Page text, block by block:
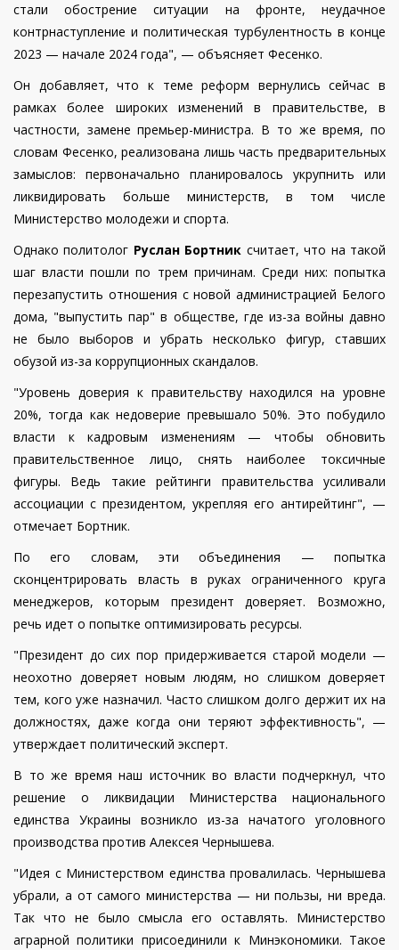
стали обострение ситуации на фронте, неудачное
контрнаступление и политическая турбулентность в конце
2023 — начале 2024 года", — объясняет Фесенко.
Он добавляет, что к теме реформ вернулись сейчас в
рамках более широких изменений в правительстве, в
частности, замене премьер-министра. В то же время, по
словам Фесенко, реализована лишь часть предварительных
замыслов: первоначально планировалось укрупнить или
ликвидировать больше министерств, в том числе
Министерство молодежи и спорта.
Однако политолог Руслан Бортник считает, что на такой
шаг власти пошли по трем причинам. Среди них: попытка
перезапустить отношения с новой администрацией Белого
дома, "выпустить пар" в обществе, где из-за войны давно
не было выборов и убрать несколько фигур, ставших
обузой из-за коррупционных скандалов.
"Уровень доверия к правительству находился на уровне
20%, тогда как недоверие превышало 50%. Это побудило
власти к кадровым изменениям — чтобы обновить
правительственное лицо, снять наиболее токсичные
фигуры. Ведь такие рейтинги правительства усиливали
ассоциации с президентом, укрепляя его антирейтинг", —
отмечает Бортник.
По его словам, эти объединения — попытка
сконцентрировать власть в руках ограниченного круга
менеджеров, которым президент доверяет. Возможно,
речь идет о попытке оптимизировать ресурсы.
"Президент до сих пор придерживается старой модели —
неохотно доверяет новым людям, но слишком доверяет
тем, кого уже назначил. Часто слишком долго держит их на
должностях, даже когда они теряют эффективность", —
утверждает политический эксперт.
В то же время наш источник во власти подчеркнул, что
решение о ликвидации Министерства национального
единства Украины возникло из-за начатого уголовного
производства против Алексея Чернышева.
"Идея с Министерством единства провалилась. Чернышева
убрали, а от самого министерства — ни пользы, ни вреда.
Так что не было смысла его оставлять. Министерство
аграрной политики присоединили к Минэкономики. Такое